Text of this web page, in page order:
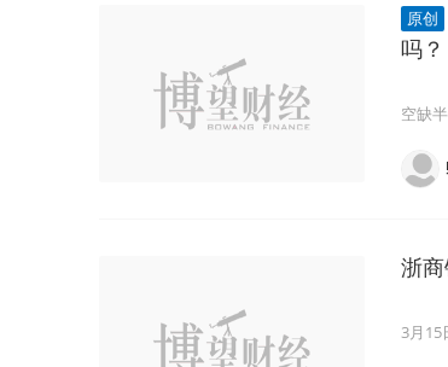
原创
吗？
空缺
浙
3月15